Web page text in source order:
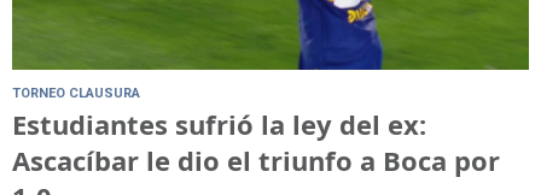
TORNEO CLAUSURA
Estudiantes sufrió la ley del ex:
Ascacíbar le dio el triunfo a Boca por